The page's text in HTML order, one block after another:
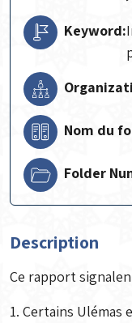
Keyword:
Nom du
Folder
Description
Ce rapport
1. Certains Ulémas